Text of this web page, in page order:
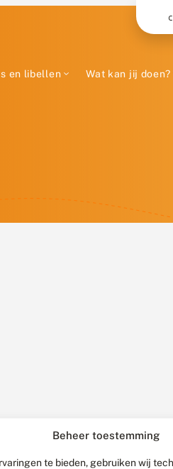
Beheer toestemming
te bieden, gebruiken wij
en libellen Wat kan jij doen?